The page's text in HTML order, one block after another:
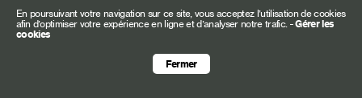
En poursuivant votre navigation sur ce site, vous acceptez l’utilisation de cookies
afin d’optimiser votre expérience en ligne et d’analyser notre trafic.-Gérer les
cookies
Fermer